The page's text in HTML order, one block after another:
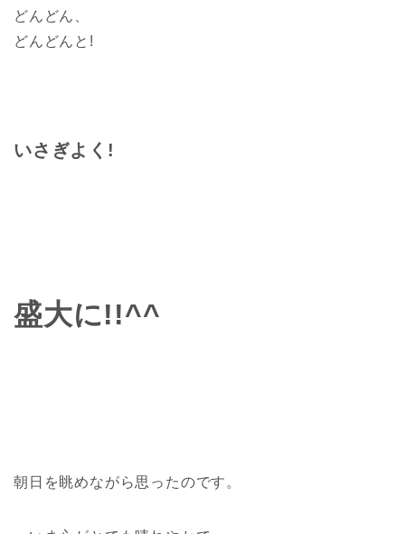
どんどん、
どんどんと!
いさぎよく!
盛大に!!^^
朝日を眺めながら思ったのです。